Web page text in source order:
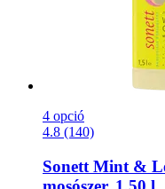
4 opció
4.8 (140)
Sonett Mint &